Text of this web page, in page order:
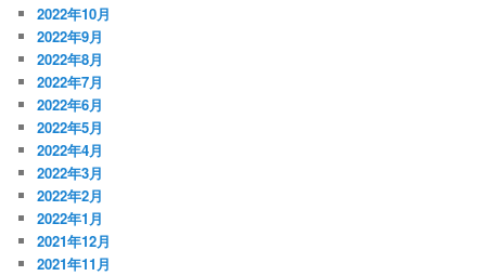
2022年10月
2022年9月
2022年8月
2022年7月
2022年6月
2022年5月
2022年4月
2022年3月
2022年2月
2022年1月
2021年12月
2021年11月